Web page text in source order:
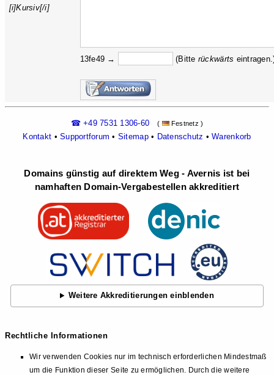
[i]Kursiv[/i]
13fe49 → (Bitte rückwärts
☎ +49 7531 1306-60 ( Festnetz )
Kontakt •Supportforum • Sitemap• Datenschutz •Warenkorb
Domains günstig auf direktem Weg - Avernis ist bei
namhaften Domain-Vergabestellen akkreditiert
Weitere Akkreditierungen einblenden
Rechtliche Informationen
Wir verwenden Cookies nur im technisch erforderlichen Mindestmaß
um die Funktion dieser Seite zu ermöglichen. Durch die weitere